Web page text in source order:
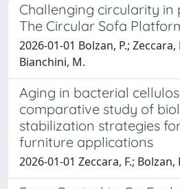
Challenging circularity in
The Circular Sofa
2026-01-01 Bolzan, P.; Zeccara,
Bianchini, M.
Aging in bacterial
comparative study of
stabilization strategies
furniture applications
2026-01-01 Zeccara, F.; Bolzan,